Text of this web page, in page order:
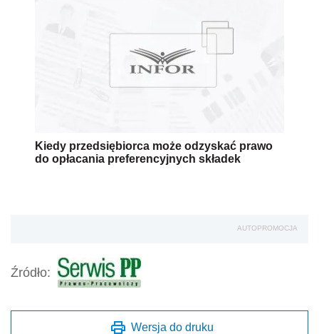
Kiedy przedsiębiorca może odzyskać prawo
do opłacania preferencyjnych składek
AUTOPROMOCJA
Źródło:
Wersja do druku